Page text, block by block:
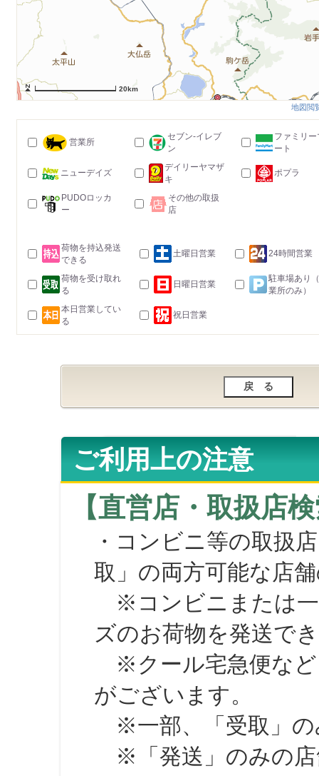
20km
地図閲
営業所
セブン-イレブ
ン
ファミリー
ート
ニューデイズ
デイリーヤマザ
キ
ポプラ
PUDOロッカ
ー
その他の取扱
店
荷物を持込発送
できる
土曜日営業 24時間営業
荷物を受け取れ
る
日曜日営業
駐車場あり
業所のみ）
本日営業してい
る
祝日営業
ご利用上の注意
【直営店・取扱店
・コンビニ等の取扱
取」の両方可能な店
※コンビニまたは一
ズのお荷物を発送で
※クール宅急便など
がございます。
※一部、「受取」の
※「発送」のみの店